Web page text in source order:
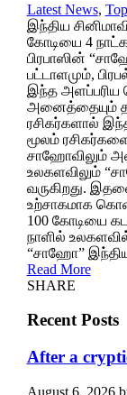
Latest News,
இந்திய
கோடியை 4
பிரபாஸின்
பட்டாளமும்,
இந்த அளப்பரிய
அனைத்தையும்
ரசிகர்களால்
மூலம்
சாஹோவிலும்
உலகளவிலும்
வருகிறது.
உற்சாகமாக
100 கோடியை
நாளில்
“சாஹோ”
Read More
SHARE
Recent Posts
After a
August 6, 2026